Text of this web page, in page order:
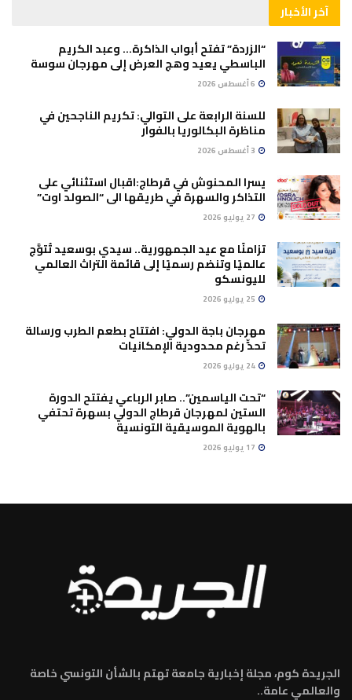
آخر الأخبار
“الزردة” تفتح أبواب الذاكرة… وعبد الكريم
الباسطي يعيد وهج العرض إلى مهرجان سوسة
للسنة الرابعة على التوالي: تكريم الناجحين في
مناظرة البكالوريا بالفوار
يسرا المحنوش في قرطاج:اقبال استثنائي على
التذاكر والسهرة في طريقها الى “الصولد اوت”
تزامنًا مع عيد الجمهورية.. سيدي بوسعيد تُتوَّج
عالميًا وتنضم رسميًا إلى قائمة التراث العالمي
لليونسكو
مهرجان باجة الدولي: افتتاح بطعم الطرب ورسالة
تحدٍّ رغم محدودية الإمكانيات
“تحت الياسمين”.. صابر الرباعي يفتتح الدورة
الستين لمهرجان قرطاج الدولي بسهرة تحتفي
بالهوية الموسيقية التونسية
الجريدة كوم، مجلة إخبارية جامعة تهتم بالشأن التونسي خاصة
والعالمي عامة..